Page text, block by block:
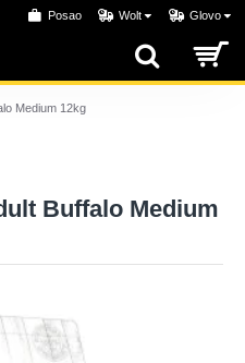
Posao Wolt Glovo
Medium 12kg
Buffalo Medium